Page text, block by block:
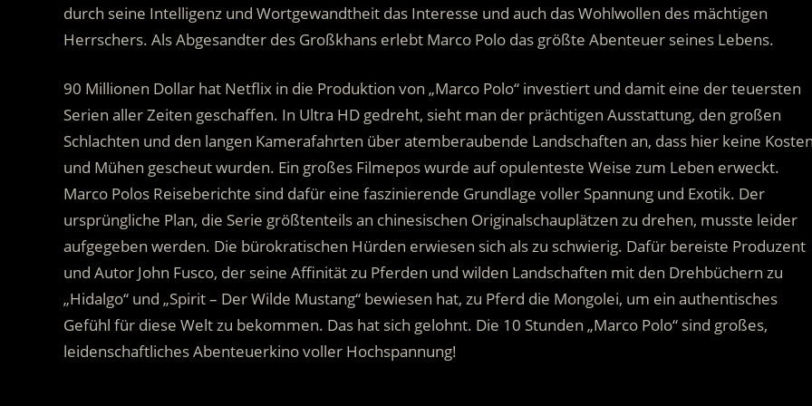
durch seine Intelligenz und Wortgewandtheit das Interesse und auch das Wohlwollen des mächtigen
Herrschers. Als Abgesandter des Großkhans erlebt Marco Polo das größte Abenteuer seines Lebens.
90 Millionen Dollar hat Netflix in die Produktion von „Marco Polo“ investiert und damit eine der teuersten
Serien aller Zeiten geschaffen. In Ultra HD gedreht, sieht man der prächtigen Ausstattung, den großen
Schlachten und den langen Kamerafahrten über atemberaubende Landschaften an, dass hier keine
und Mühen gescheut wurden. Ein großes Filmepos wurde auf opulenteste Weise zum Leben erweckt.
Marco Polos Reiseberichte sind dafür eine faszinierende Grundlage voller Spannung und Exotik. Der
ursprüngliche Plan, die Serie größtenteils an chinesischen Originalschauplätzen zu drehen, musste leider
aufgegeben werden. Die bürokratischen Hürden erwiesen sich als zu schwierig. Dafür bereiste Produzent
und Autor John Fusco, der seine Affinität zu Pferden und wilden Landschaften mit den Drehbüchern zu
„Hidalgo“ und „Spirit – Der Wilde Mustang“ bewiesen hat, zu Pferd die Mongolei, um ein authentisches
Gefühl für diese Welt zu bekommen. Das hat sich gelohnt. Die 10 Stunden „Marco Polo“ sind großes,
leidenschaftliches Abenteuerkino voller Hochspannung!